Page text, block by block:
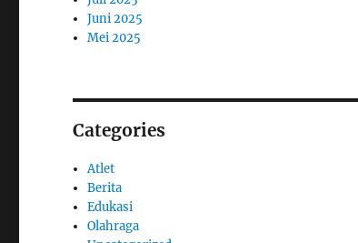
Juni 2025
Mei 2025
Categories
Atlet
Berita
Edukasi
Olahraga